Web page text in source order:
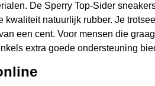
De Sperry Top-Sider
natuurlijk rubber. Je
een cent. Voor mensen die
extra goede ondersteuning